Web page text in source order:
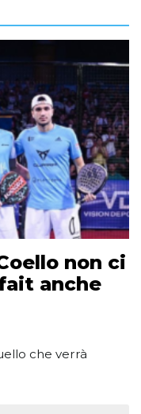
non ci
anche
che verrà